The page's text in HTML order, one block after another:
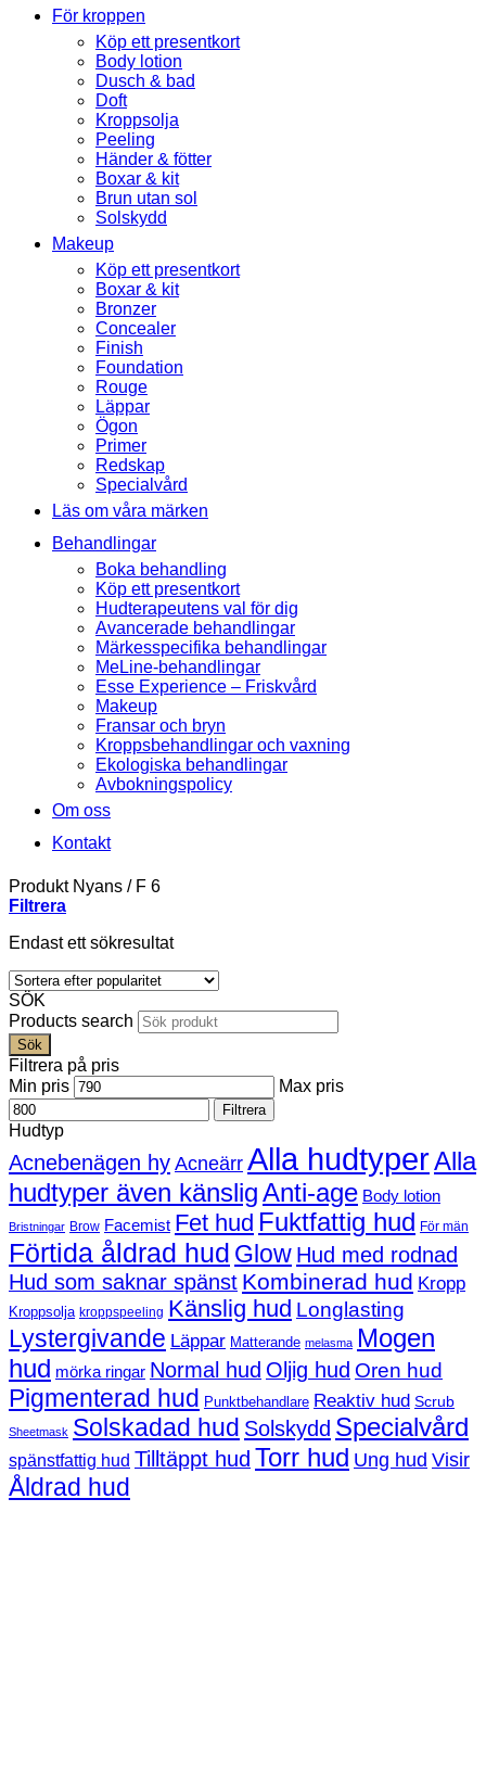
För kroppen
Köp ett presentkort
Body lotion
Dusch & bad
Doft
Kroppsolja
Peeling
Händer & fötter
Boxar & kit
Brun utan sol
Solskydd
Makeup
Köp ett presentkort
Boxar & kit
Bronzer
Concealer
Finish
Foundation
Rouge
Läppar
Ögon
Primer
Redskap
Specialvård
Läs om våra märken
Behandlingar
Boka behandling
Köp ett presentkort
Hudterapeutens val för dig
Avancerade behandlingar
Märkesspecifika behandlingar
MeLine-behandlingar
Esse Experience – Friskvård
Makeup
Fransar och bryn
Kroppsbehandlingar och vaxning
Ekologiska behandlingar
Avbokningspolicy
Om oss
Kontakt
Produkt Nyans /F 6
Filtrera
Endast ett sökresultat
SÖK
Products search
Sök
Filtrera på pris
Min pris
Max pris
Filtrera
Hudtyp
Acnebenägen hy Acneärr Alla hudtyperAlla
hudtyper även känsligAnti-age Body lotion
Bristningar Brow Facemist Fet hud Fuktfattig hud För män
Förtida åldrad hud Glow Hud med rodnad
Hud som saknar spänst Kombinerad hud Kropp
Kroppsolja kroppspeeling Känslig hud Longlasting
Lystergivande Läppar Matterande melasma Mogen
hud mörka ringar Normal hud Oljig hud Oren hud
Pigmenterad hud Punktbehandlare Reaktiv hud Scrub
Sheetmask Solskadad hud Solskydd Specialvård
spänstfattig hud Tilltäppt hud Torr hud Ung hud Visir
Åldrad hud